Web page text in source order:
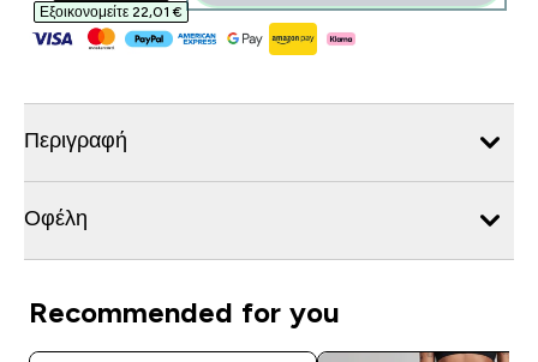
Εξοικονομείτε 22,01 €‎
Περιγραφή
Οφέλη
Recommended for you